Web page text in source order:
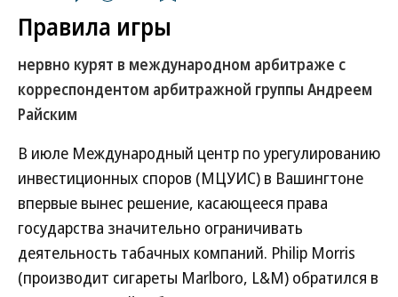
Правила игры
нервно курят в международном арбитраже с
корреспондентом арбитражной группы Андреем
Райским
В июле Международный центр по урегулированию
инвестиционных споров (МЦУИС) в Вашингтоне
впервые вынес решение, касающееся права
государства значительно ограничивать
деятельность табачных компаний. Philip Morris
(производит сигареты Marlboro, L&M) обратился в